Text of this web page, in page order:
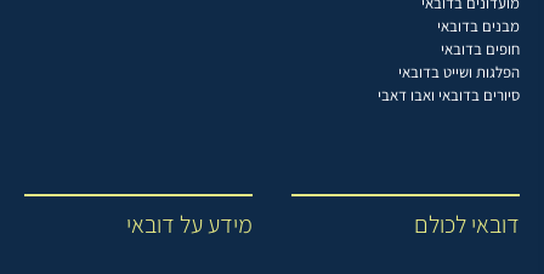
מבנים בדובאי
חופים בדובאי
הפלגות ושייט בדובאי
סיורים בדובאי ואבו דאבי
דובאי לכולם מידע על דובאי